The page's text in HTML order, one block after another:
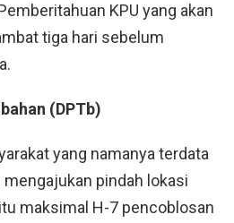
KPU yang akan
tiga hari sebelum
(DPTb)
yang namanya terdata
mengajukan pindah lokasi
maksimal H-7 pencoblosan